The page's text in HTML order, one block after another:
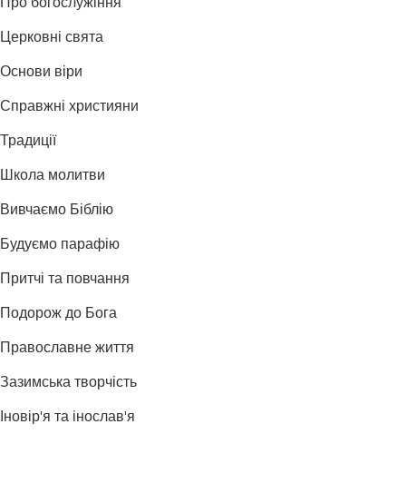
Церковні свята
Основи віри
Справжні християни
Традиції
Школа молитви
Вивчаємо Біблію
Будуємо парафію
Притчі та повчання
Подорож до Бога
Православне життя
Зазимська творчість
Іновір'я та інослав'я